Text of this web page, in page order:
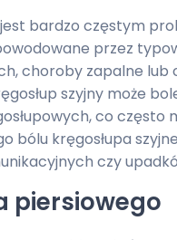
jest bardzo częstym
przez
choroby zapalne lub
szyjny może
co często
bólu kręgosłupa
czy
piersiowego